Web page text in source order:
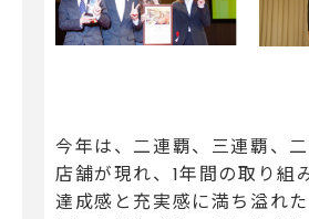
今年は、二連覇、三連覇、
店舗が現れ、1年間の取り組
達成感と充実感に満ち溢れた